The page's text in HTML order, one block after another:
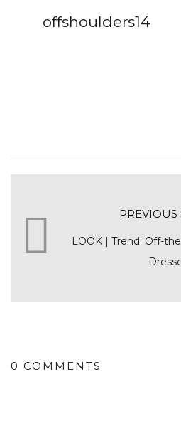
offshoulders14
PREVIOUS
LOOK | Trend: Off-
0 COMMENTS